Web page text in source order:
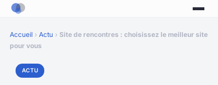
Accueil › Actu › Site de rencontres : choisissez le meilleur site
pour vous
ACTU